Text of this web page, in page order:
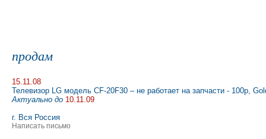
продам
15.11.08
Телевизор LG модель CF-20F30 – не работает на запчасти - 100р,
Актуально до 10.11.09
г. Вся Россия
Написать письмо